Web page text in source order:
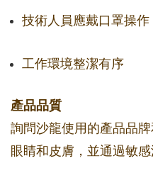
技術人員應戴口罩操作
工作環境整潔有序
產品品質
詢問沙龍使用的產品品
眼睛和皮膚，並通過敏感